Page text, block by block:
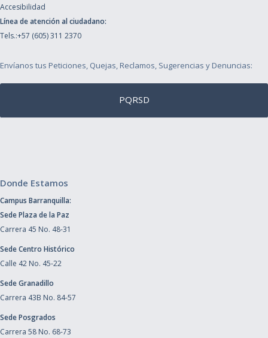
Accesibilidad
Línea de atención al ciudadano:
Tels.:+57 (605) 311 2370
Envíanos tus Peticiones, Quejas, Reclamos, Sugerencias y Denuncias:
PQRSD
Donde Estamos
Campus Barranquilla:
Sede Plaza de la Paz
Carrera 45 No. 48-31
Sede Centro Histórico
Calle 42 No. 45-22
Sede Granadillo
Carrera 43B No. 84-57
Sede Posgrados
Carrera 58 No. 68-73